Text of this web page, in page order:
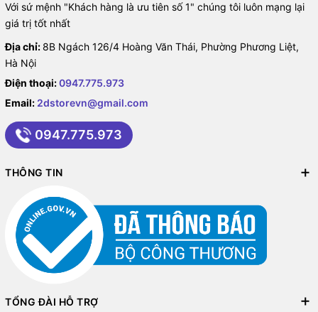
Với sứ mệnh "Khách hàng là ưu tiên số 1" chúng tôi luôn mạng lại
giá trị tốt nhất
Địa chỉ: 8B Ngách 126/4 Hoàng Văn Thái, Phường Phương Liệt,
Hà Nội
Điện thoại:0947.775.973
Email: 2dstorevn@gmail.com
0947.775.973
THÔNG TIN
TỔNG ĐÀI HỖ TRỢ